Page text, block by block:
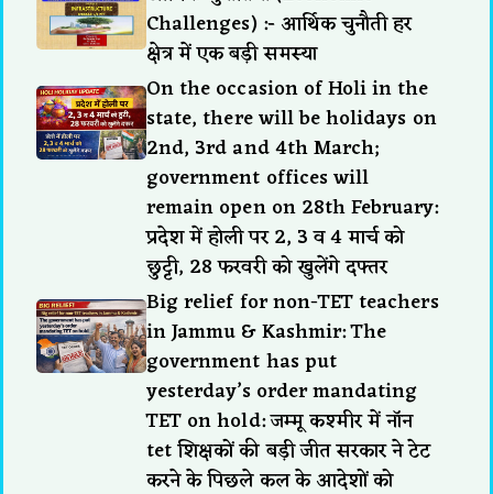
Challenges) :- आर्थिक चुनौती हर
क्षेत्र में एक बड़ी समस्या
On the occasion of Holi in the
state, there will be holidays on
2nd, 3rd and 4th March;
government offices will
remain open on 28th February:
प्रदेश में होली पर 2, 3 व 4 मार्च को
छुट्टी, 28 फरवरी को खुलेंगे दफ्तर
Big relief for non-TET teachers
in Jammu & Kashmir: The
government has put
yesterday’s order mandating
TET on hold: जम्मू कश्मीर में नॉन
tet शिक्षकों की बड़ी जीत सरकार ने टेट
करने के पिछले कल के आदेशों को